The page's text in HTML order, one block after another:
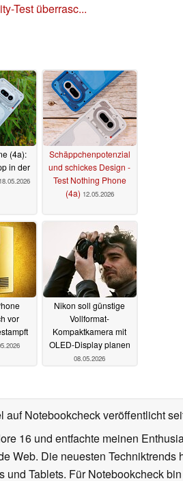
Test überrasc...
(4a):
in der
18.05.2026
Schäppchenpotenzial
und schickes Design -
Test Nothing Phone
(4a) 12.05.2026
vor
Nikon soll günstige
Vollformat-
Kompaktkamera mit
OLED-Display planen
08.05.2026
auf Notebookcheck veröffentlicht
16 und entfachte meinen
Web. Die neuesten
Tablets. Für Notebookcheck